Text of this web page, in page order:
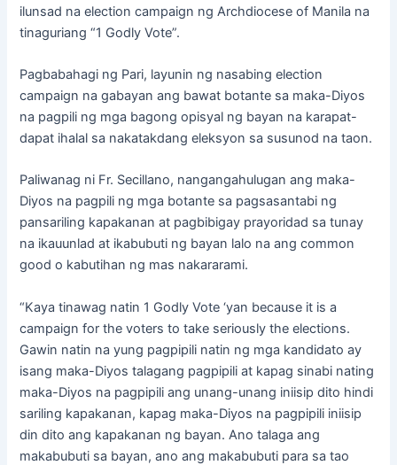
ilunsad na election campaign ng Archdiocese of Manila na
tinaguriang “1 Godly Vote”.
Pagbabahagi ng Pari, layunin ng nasabing election
campaign na gabayan ang bawat botante sa maka-Diyos
na pagpili ng mga bagong opisyal ng bayan na karapat-
dapat ihalal sa nakatakdang eleksyon sa susunod na taon.
Paliwanag ni Fr. Secillano, nangangahulugan ang maka-
Diyos na pagpili ng mga botante sa pagsasantabi ng
pansariling kapakanan at pagbibigay prayoridad sa tunay
na ikauunlad at ikabubuti ng bayan lalo na ang common
good o kabutihan ng mas nakararami.
“Kaya tinawag natin 1 Godly Vote ‘yan because it is a
campaign for the voters to take seriously the elections.
Gawin natin na yung pagpipili natin ng mga kandidato ay
isang maka-Diyos talagang pagpipili at kapag sinabi nating
maka-Diyos na pagpipili ang unang-unang iniisip dito hindi
sariling kapakanan, kapag maka-Diyos na pagpipili iniisip
din dito ang kapakanan ng bayan. Ano talaga ang
makabubuti sa bayan, ano ang makabubuti para sa tao